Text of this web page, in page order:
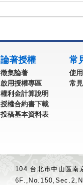
論著授權
徵集論著
啟用授權專區
權利金計算說明
授權合約書下載
投稿基本資料表
常
使
常
104 台北市中山區